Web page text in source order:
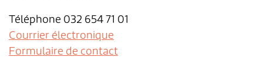
Téléphone 032 654 71 01
Courrier électronique
Formulaire de contact
Association des parents d'accueil
Gastronomie
Location d'installations de loisirs
Assurances sociales
Affaires sociales
Aménagement du territoire & planification
locale
Paroisses
Communes partenaires
Département des finances
Service social
Services de A à Z
Répertoire d'adresses